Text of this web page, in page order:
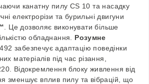
канатну пилу CS 10 та насадку
електрорізи та бурильні двигуни
. Це дозволяє виконувати більше
обладнання. Розумне
забезпечує адаптацію поведінки
матеріалів під час різання,
Відокремлення блоку живлення від
зменшує вплив пилу та вібрацій, що